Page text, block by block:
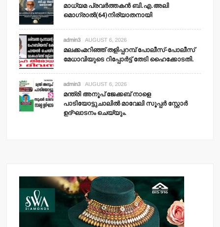
മാധ്യമ പ്രവര്‍ത്തകന്‍ ബി.എ.അലി
മൊഗ്രാല്‍(64)നിര്യാതനായി
admin3 AUGUST 6, 2026
മലക്കംമറിഞ്ഞ് തളിപ്പറമ്പ് പോലീസ്-പോലീസ്
മേധാവിയുടെ റിപ്പോര്‍ട്ട് തേടി ഹൈക്കോടതി.
admin3 AUGUST 6, 2026
മന്ത്രി അനൂപ് ജേക്കബ് നാളെ
പാടിയോട്ടുചാലില്‍ മാവേലി സൂപ്പര്‍ സ്റ്റോര്‍
ഉദ്ഘാടനം ചെയ്യും.